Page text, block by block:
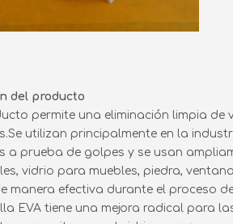
del producto
permite una eliminación limpia de
utilizan principalmente en la
a prueba de golpes y se usan
vidrio para muebles, piedra,
manera efectiva durante el proceso
EVA tiene una mejora radical para